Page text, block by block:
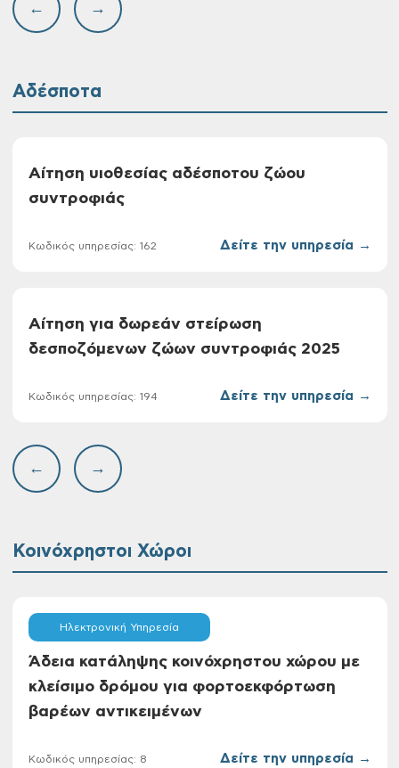
← →
Αδέσποτα
Αίτηση υιοθεσίας αδέσποτου ζώου
συντροφιάς
Κωδικός υπηρεσίας: 162 Δείτε την υπηρεσία →
Αίτηση για δωρεάν στείρωση
δεσποζόμενων ζώων συντροφιάς 2025
Κωδικός υπηρεσίας: 194 Δείτε την υπηρεσία →
← →
Κοινόχρηστοι Χώροι
Ηλεκτρονική Υπηρεσία
Άδεια κατάληψης κοινόχρηστου χώρου με
κλείσιμο δρόμου για φορτοεκφόρτωση
βαρέων αντικειμένων
Κωδικός υπηρεσίας: 8 Δείτε την υπηρεσία →